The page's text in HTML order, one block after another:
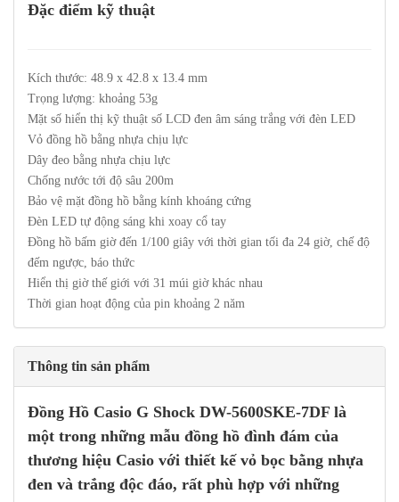
Đặc điểm kỹ thuật
Kích thước: 48.9 x 42.8 x 13.4 mm
Trọng lượng: khoảng 53g
Mặt số hiển thị kỹ thuật số LCD đen âm sáng trắng với đèn LED
Vỏ đồng hồ bằng nhựa chịu lực
Dây đeo bằng nhựa chịu lực
Chống nước tới độ sâu 200m
Bảo vệ mặt đồng hồ bằng kính khoáng cứng
Đèn LED tự động sáng khi xoay cổ tay
Đồng hồ bấm giờ đến 1/100 giây với thời gian tối đa 24 giờ, chế độ
đếm ngược, báo thức
Hiển thị giờ thế giới với 31 múi giờ khác nhau
Thời gian hoạt động của pin khoảng 2 năm
Thông tin sản phẩm
Đồng Hồ Casio G Shock DW-5600SKE-7DF là
một trong những mẫu đồng hồ đình đám của
thương hiệu Casio với thiết kế vỏ bọc bằng nhựa
đen và trắng độc đáo, rất phù hợp với những